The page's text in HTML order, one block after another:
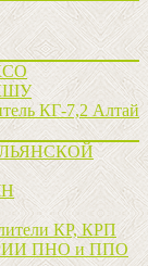
КГ-7,2 Алтай
КР, КРП
ПНО и ППО